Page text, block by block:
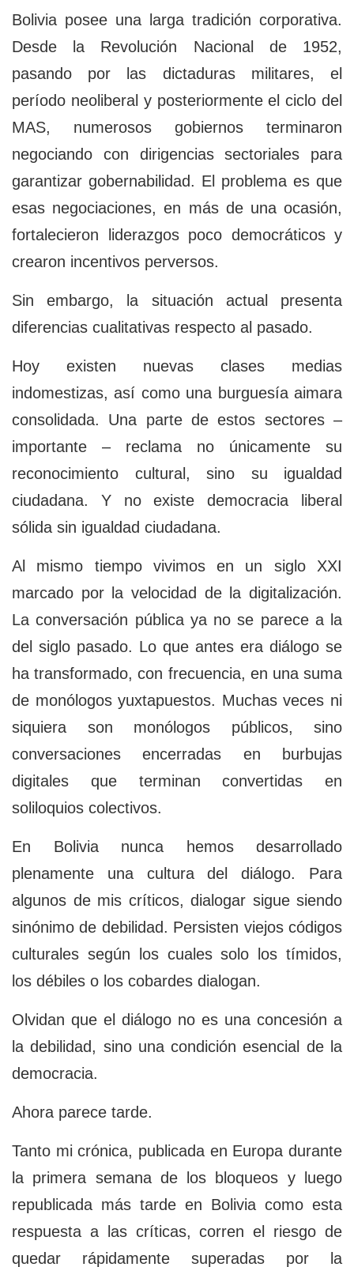
Bolivia posee una larga tradición corporativa.
Desde la Revolución Nacional de 1952,
pasando por las dictaduras militares, el
período neoliberal y posteriormente el ciclo del
MAS, numerosos gobiernos terminaron
negociando con dirigencias sectoriales para
garantizar gobernabilidad. El problema es que
esas negociaciones, en más de una ocasión,
fortalecieron liderazgos poco democráticos y
crearon incentivos perversos.
Sin embargo, la situación actual presenta
diferencias cualitativas respecto al pasado.
Hoy existen nuevas clases medias
indomestizas, así como una burguesía aimara
consolidada. Una parte de estos sectores –
importante – reclama no únicamente su
reconocimiento cultural, sino su igualdad
ciudadana. Y no existe democracia liberal
sólida sin igualdad ciudadana.
Al mismo tiempo vivimos en un siglo XXI
marcado por la velocidad de la digitalización.
La conversación pública ya no se parece a la
del siglo pasado. Lo que antes era diálogo se
ha transformado, con frecuencia, en una suma
de monólogos yuxtapuestos. Muchas veces ni
siquiera son monólogos públicos, sino
conversaciones encerradas en burbujas
digitales que terminan convertidas en
soliloquios colectivos.
En Bolivia nunca hemos desarrollado
plenamente una cultura del diálogo. Para
algunos de mis críticos, dialogar sigue siendo
sinónimo de debilidad. Persisten viejos códigos
culturales según los cuales solo los tímidos,
los débiles o los cobardes dialogan.
Olvidan que el diálogo no es una concesión a
la debilidad, sino una condición esencial de la
democracia.
Ahora parece tarde.
Tanto mi crónica, publicada en Europa durante
la primera semana de los bloqueos y luego
republicada más tarde en Bolivia como esta
respuesta a las críticas, corren el riesgo de
quedar rápidamente superadas por la